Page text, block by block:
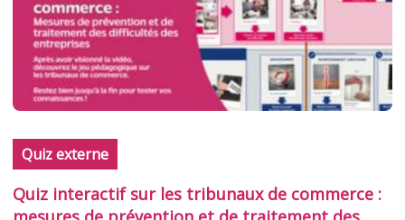
Quiz interactif sur les tribunaux de commerce :
Quiz externe